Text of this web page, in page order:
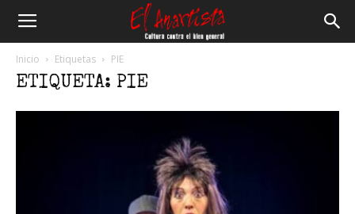
Inicio Etiquetas PIE
ETIQUETA: PIE